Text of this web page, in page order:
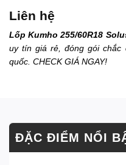
Liên hệ
Lốp Kumho 255/60R18
uy tín giá rẻ, đóng gói chắc
quốc. CHECK GIÁ NGAY!
ĐẶC ĐIỂM NỔI